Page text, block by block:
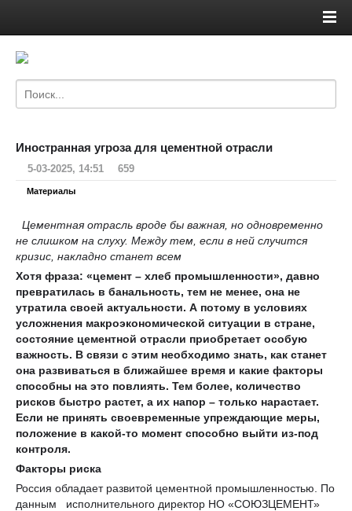
Иностранная угроза для цементной отрасли
5-03-2025, 14:51 659
Материалы
Цементная отрасль вроде бы важная, но одновременно
не слишком на слуху. Между тем, если в ней случится
кризис, накладно станет всем
Хотя фраза: «цемент – хлеб промышленности», давно
превратилась в банальность, тем не менее, она не
утратила своей актуальности. А потому в условиях
усложнения макроэкономической ситуации в стране,
состояние цементной отрасли приобретает особую
важность. В связи с этим необходимо знать, как станет
она развиваться в ближайшее время и какие факторы
способны на это повлиять. Тем более, количество
рисков быстро растет, а их напор – только нарастает.
Если не принять своевременные упреждающие меры,
положение в какой-то момент способно выйти из-под
контроля.
Факторы риска
Россия обладает развитой цементной промышленностью. По
данным исполнительного директор НО «СОЮЗЦЕМЕНТ»